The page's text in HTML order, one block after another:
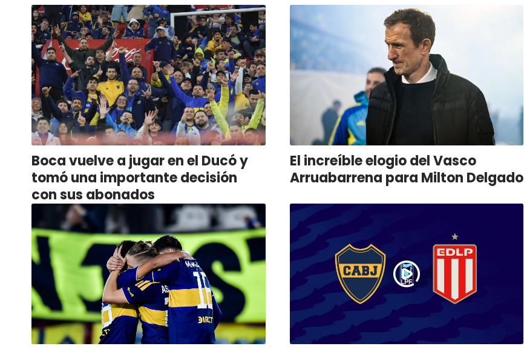
Boca vuelve a jugar en el Ducó y
tomó una importante decisión
con sus abonados
El increíble elogio del Vasco
Arruabarrena para Milton Delgado